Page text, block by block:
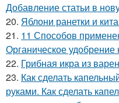
Добавление статьи в
20. Яблони ранетки и
21. 11 Способов
Органическое
22. Грибная икра из
23. Как сделать
руками. Как сделать